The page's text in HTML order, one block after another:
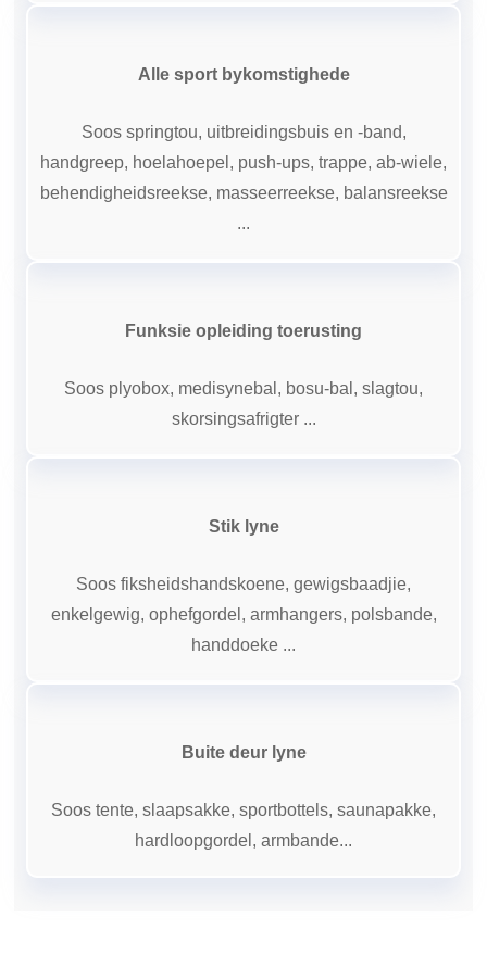
Alle sport bykomstighede
Soos springtou, uitbreidingsbuis en -band,
handgreep, hoelahoepel, push-ups, trappe, ab-wiele,
behendigheidsreekse, masseerreekse, balansreekse
...
Funksie opleiding toerusting
Soos plyobox, medisynebal, bosu-bal, slagtou,
skorsingsafrigter ...
Stik lyne
Soos fiksheidshandskoene, gewigsbaadjie,
enkelgewig, ophefgordel, armhangers, polsbande,
handdoeke ...
Buite deur lyne
Soos tente, slaapsakke, sportbottels, saunapakke,
hardloopgordel, armbande...